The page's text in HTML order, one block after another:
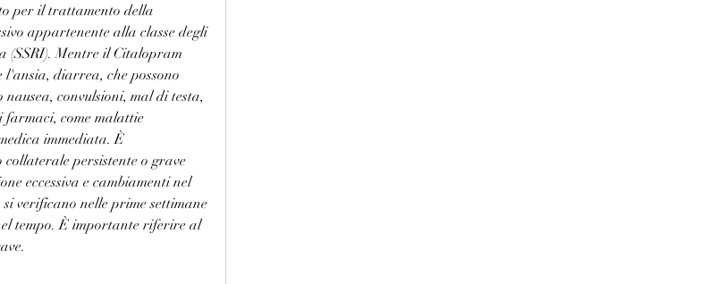
per il trattamento della
appartenente alla classe degli
(SSRI). Mentre il Citalopram
diarrea, che possono
convulsioni, mal di testa,
come malattie
immediata. È
persistente o grave
eccessiva e cambiamenti nel
verificano nelle prime settimane
tempo. È importante riferire al